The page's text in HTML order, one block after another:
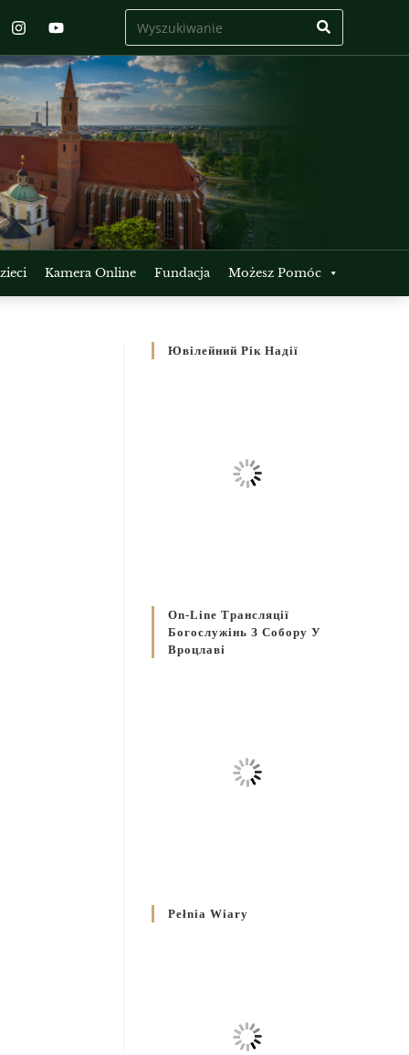
Kamera Online Fundacja Możesz Pomóc
Ювілейний Рік Надії
On-Line Трансляції
Богослужінь З Собору У
Вроцлаві
Pełnia Wiary